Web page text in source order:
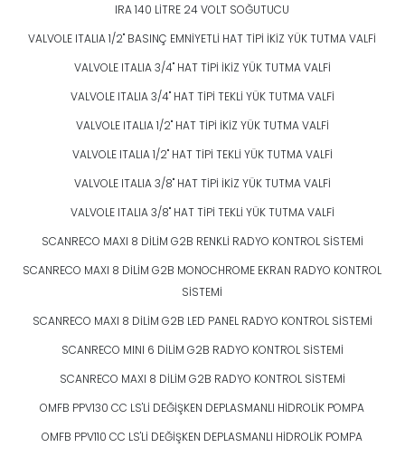
IRA 140 LİTRE 24 VOLT SOĞUTUCU
VALVOLE ITALIA 1/2" BASINÇ EMNİYETLİ HAT TİPİ İKİZ YÜK TUTMA VALFİ
VALVOLE ITALIA 3/4" HAT TİPİ İKİZ YÜK TUTMA VALFİ
VALVOLE ITALIA 3/4" HAT TİPİ TEKLİ YÜK TUTMA VALFİ
VALVOLE ITALIA 1/2" HAT TİPİ İKİZ YÜK TUTMA VALFİ
VALVOLE ITALIA 1/2" HAT TİPİ TEKLİ YÜK TUTMA VALFİ
VALVOLE ITALIA 3/8" HAT TİPİ İKİZ YÜK TUTMA VALFİ
VALVOLE ITALIA 3/8" HAT TİPİ TEKLİ YÜK TUTMA VALFİ
SCANRECO MAXI 8 DİLİM G2B RENKLİ RADYO KONTROL SİSTEMİ
SCANRECO MAXI 8 DİLİM G2B MONOCHROME EKRAN RADYO KONTROL
SİSTEMİ
SCANRECO MAXI 8 DİLİM G2B LED PANEL RADYO KONTROL SİSTEMİ
SCANRECO MINI 6 DİLİM G2B RADYO KONTROL SİSTEMİ
SCANRECO MAXI 8 DİLİM G2B RADYO KONTROL SİSTEMİ
OMFB PPV130 CC LS'Lİ DEĞİŞKEN DEPLASMANLI HİDROLİK POMPA
OMFB PPV110 CC LS'Lİ DEĞİŞKEN DEPLASMANLI HİDROLİK POMPA